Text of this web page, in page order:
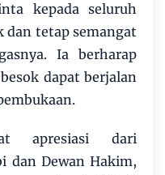
kepada seluruh
dan tetap semangat
Ia berharap
dapat berjalan
apresiasi dari
dan Dewan Hakim,